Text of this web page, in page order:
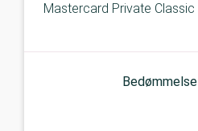
Mastercard Private Classic
Bedømmelse